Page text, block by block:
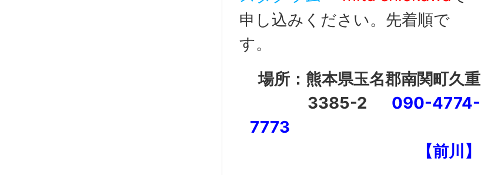
申し込みください。先着順で
す。
場所：熊本県玉名郡南関町久重
3385-2 090-4774-
7773
【前川】